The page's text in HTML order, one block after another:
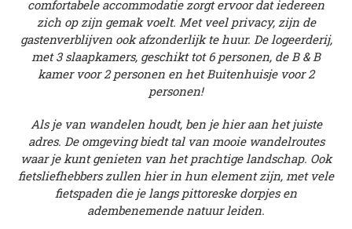
comfortabele accommodatie zorgt ervoor dat iedereen
zich op zijn gemak voelt. Met veel privacy, zijn de
gastenverblijven ook afzonderlijk te huur. De logeerderij,
met 3 slaapkamers, geschikt tot 6 personen, de B & B
kamer voor 2 personen en het Buitenhuisje voor 2
personen!
Als je van wandelen houdt, ben je hier aan het juiste
adres. De omgeving biedt tal van mooie wandelroutes
waar je kunt genieten van het prachtige landschap. Ook
fietsliefhebbers zullen hier in hun element zijn, met vele
fietspaden die je langs pittoreske dorpjes en
adembenemende natuur leiden.